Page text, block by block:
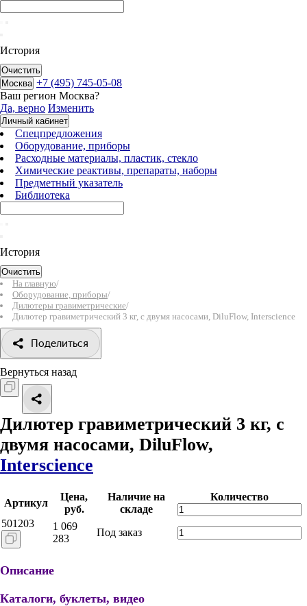
История
Очистить
Москва +7 (495) 745-05-08
Ваш регион Москва?
Да, верно Изменить
Личный кабинет
Спецпредложения
Оборудование, приборы
Расходные материалы, пластик, стекло
Химические реактивы, препараты, наборы
Предметный указатель
Библиотека
История
Очистить
На главную/
Оборудование, приборы/
Дилютеры гравиметрические/
Дилютeр гравиметрический 3 кг, с двумя насосами, DiluFlow, Interscience
Поделиться
Вернуться назад
Дилютeр гравиметрический 3 кг, с
двумя насосами, DiluFlow,
Interscience
Артикул
Цена,
руб.
Наличие на
складе
Количество
501203
1 069
283
Под заказ
Описание
Каталоги, буклеты, видео